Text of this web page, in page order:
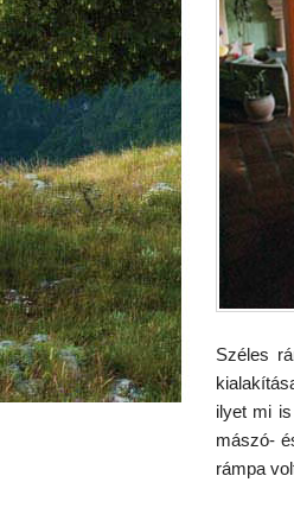
Széles
ilyet mi
mászó-
rámpa